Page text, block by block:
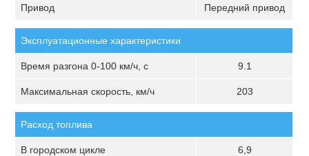
Привод Передний привод
Эксплуатационные характеристики
Время разгона 0-100 км/ч, с 9.1
Максимальная скорость, км/ч 203
Расход топлива
В городском цикле 6,9